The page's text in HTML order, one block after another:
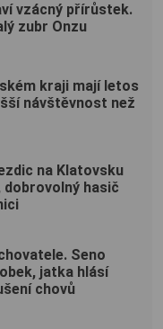
vzácný přírůstek.
zubr Onzu
kraji mají letos
návštěvnost než
na Klatovsku
dobrovolný hasič
Seno
jatka hlásí
chovů